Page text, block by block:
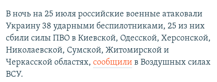
В ночь на 25 июля российские военные атаковали
Украину 38 ударными беспилотниками, 25 из них
сбили силы ПВО в Киевской, Одесской, Херсонской,
Николаевской, Сумской, Житомирской и
Черкасской областях, сообщили в Воздушных силах
ВСУ.